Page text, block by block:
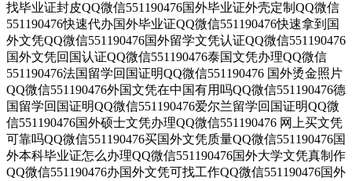
找毕业证封皮QQ微信551190476国外毕业证外壳定制QQ微信
551190476快速代办国外毕业证QQ微信551190476快速拿到国
外文凭QQ微信551190476国外留学文凭认证QQ微信551190476
国外文凭回国认证QQ微信551190476泰国文凭办理QQ微信
551190476法国留学回国证明QQ微信551190476 国外烫金照片
QQ微信551190476外国文凭在中国有用吗QQ微信551190476德
国留学回国证明QQ微信551190476爱尔兰留学回国证明QQ微
信551190476国外硕士文凭办理QQ微信551190476 网上买文凭
可靠吗QQ微信551190476买国外文凭质量QQ微信551190476国
外本科毕业证怎么办理QQ微信551190476国外大学文凭真制作
QQ微信551190476办国外文凭可找工作QQ微信551190476国外